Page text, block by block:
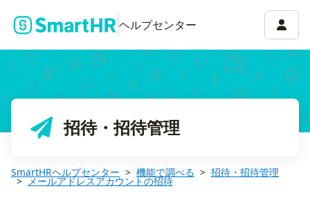
ヘルプセンター アカ
招待・招待管理
SmartHRヘルプセンター 機能で調べる 招待・招待管理
メールアドレスアカウントの招待